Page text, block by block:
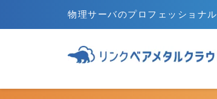
物理サーバのプロフェッショナル